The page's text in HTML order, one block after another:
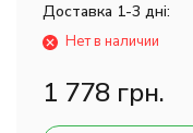
Доставка 1-3 дні:
Нет в наличии
1 778 грн.